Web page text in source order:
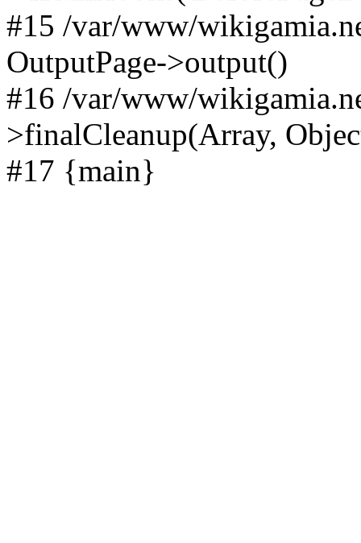
#15 /var/www/
OutputPage->output()
#16 /var/www/
>finalCleanup(Array,
#17 {main}